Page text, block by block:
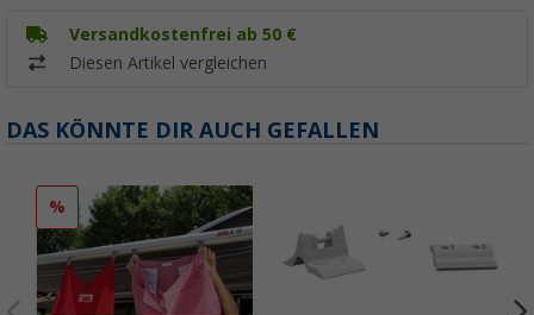
Versandkostenfrei ab 50 €
Diesen Artikel vergleichen
DAS KÖNNTE DIR AUCH GEFALLEN
%